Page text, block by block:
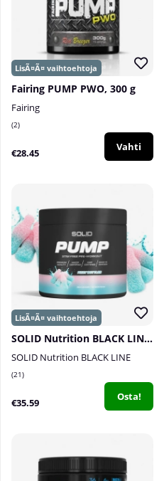
Fairing PUMP PWO, 300 g
Fairing
2
€28.45 Vahti
SOLID Nutrition BLACK LINE Pump, 360 g
SOLID Nutrition BLACK LINE
21
€35.59 Osta!